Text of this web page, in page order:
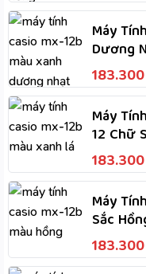
Máy
Dương
Chữ Số,
183.300
Máy
12 Chữ
Độc Lập,
183.300
Máy
Sắc
Lớn,
183.300